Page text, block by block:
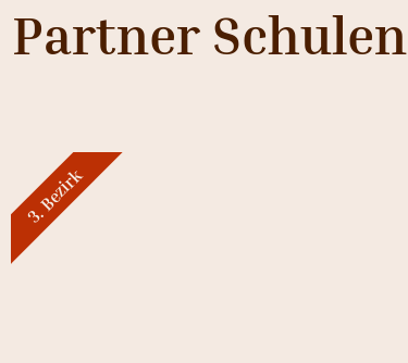
Partner Schulen
3. Bezirk